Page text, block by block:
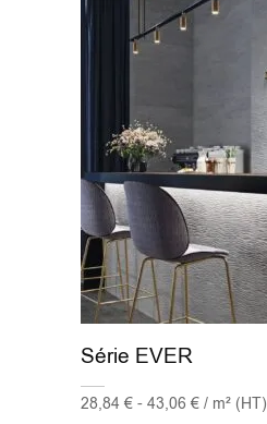
Série EVER
28,84 € - 43,06 € / m² (HT)